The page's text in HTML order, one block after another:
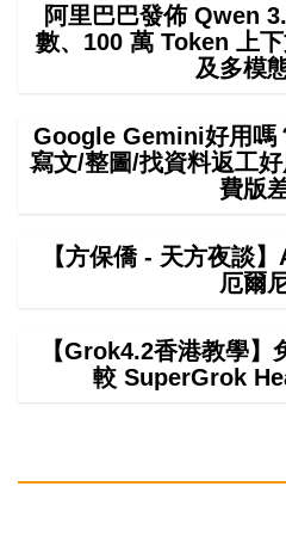
阿里巴巴發佈 Qwen
數、100 萬 Token 上
及多模
Google Gemini好用嗎
寫文/整圖/找資料返工
費版
【方保僑 - 天方夜談
厄爾
【Grok4.2香港教學
較 SuperGrok